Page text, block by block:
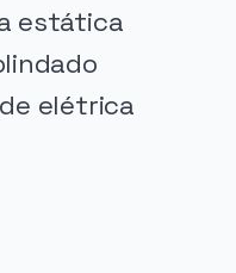
estática
elétrica